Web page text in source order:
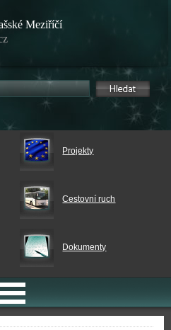
Meziříčí
Projekty
Cestovní ruch
Dokumenty